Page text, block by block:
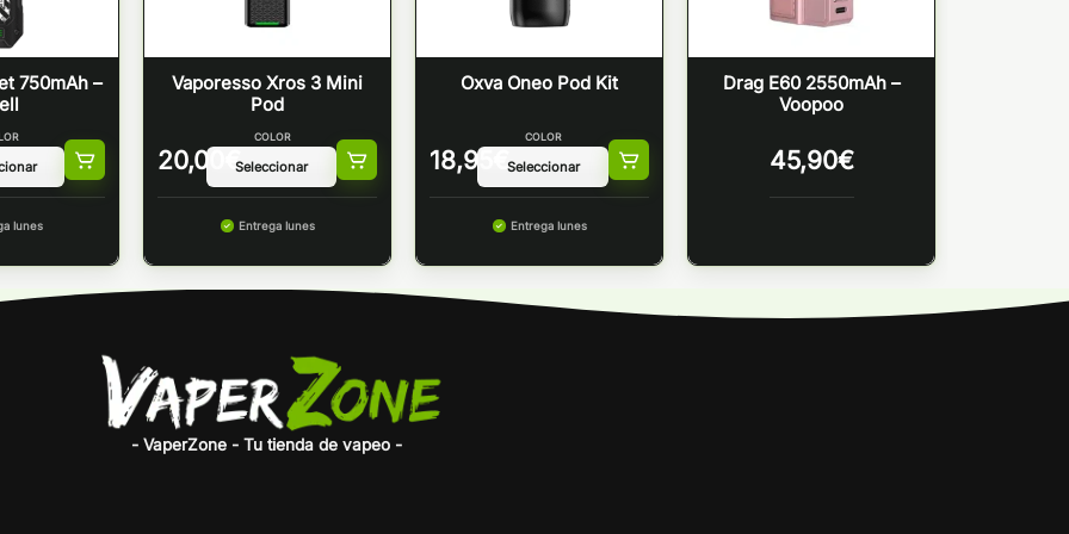
750mAh –
lunes
Vaporesso Xros 3 Mini
Pod
20,00 €
COLOR
Entrega lunes
Oxva Oneo Pod Kit
18,95 €
COLOR
Entrega lunes
Drag E60 2550mAh –
Voopoo
45,90€
- VaperZone - Tu tienda de vapeo -